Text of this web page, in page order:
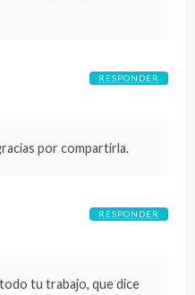
por compartirla.
RESPONDER
tu trabajo, que dice
RESPONDER